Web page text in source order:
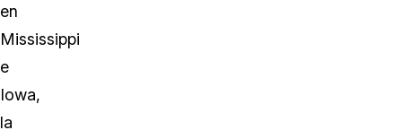
en
Mississippi
e
Iowa,
la